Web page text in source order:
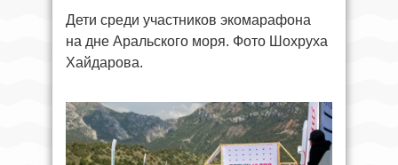
Дети среди участников экомарафона
на дне Аральского моря. Фото Шохруха
Хайдарова.